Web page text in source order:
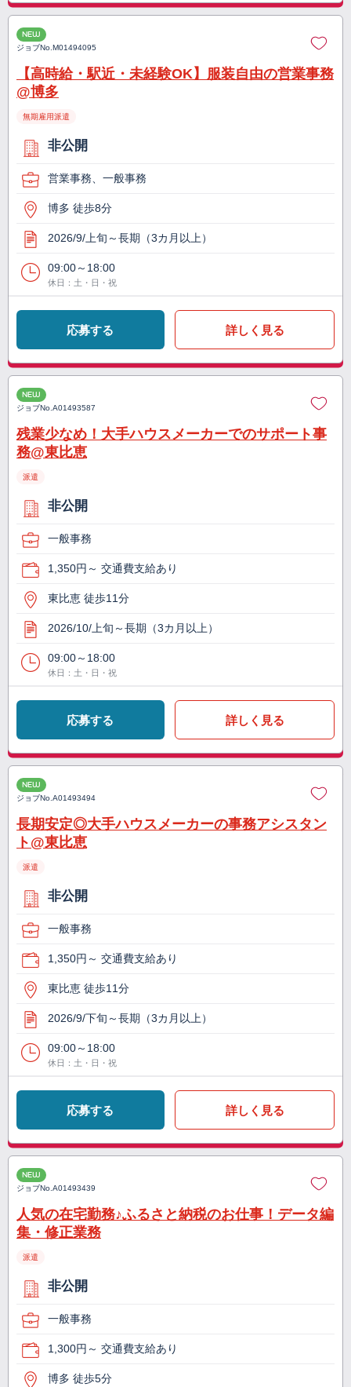
NEW
ジョブNo.M01494095
【高時給・駅近・未経験OK】服装自由の営業事務
@博多
無期雇用派遣
非公開
営業事務、一般事務
博多 徒歩8分
2026/9/上旬～長期（3カ月以上）
09:00～18:00
休日：土・日・祝
応募する 詳しく見る
NEW
ジョブNo.A01493587
残業少なめ！大手ハウスメーカーでのサポート事
務@東比恵
派遣
非公開
一般事務
1,350円～ 交通費支給あり
東比恵 徒歩11分
2026/10/上旬～長期（3カ月以上）
09:00～18:00
休日：土・日・祝
応募する 詳しく見る
NEW
ジョブNo.A01493494
長期安定◎大手ハウスメーカーの事務アシスタン
ト@東比恵
派遣
非公開
一般事務
1,350円～ 交通費支給あり
東比恵 徒歩11分
2026/9/下旬～長期（3カ月以上）
09:00～18:00
休日：土・日・祝
応募する 詳しく見る
NEW
ジョブNo.A01493439
人気の在宅勤務♪ふるさと納税のお仕事！データ編
集・修正業務
派遣
非公開
一般事務
1,300円～ 交通費支給あり
博多 徒歩5分